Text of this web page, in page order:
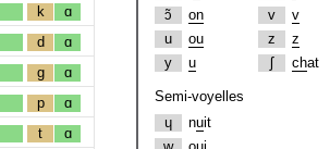
k ɑ
d ɑ
g ɑ
p ɑ
t ɑ
ɔ̃
on
u
ou
y
u
v
v
z
z
ʃ
chat
Semi-voyelles
ɥ
nuit